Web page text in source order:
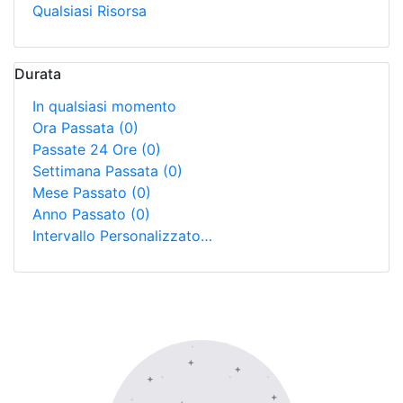
Qualsiasi Risorsa
Durata
In qualsiasi momento
Ora Passata (0)
Passate 24 Ore (0)
Settimana Passata (0)
Mese Passato (0)
Anno Passato (0)
Intervallo Personalizzato…